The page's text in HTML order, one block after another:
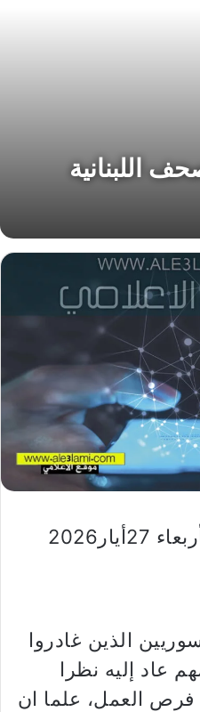
اللبنانية
الذين غادروا
عاد إليه نظرا
فرص العمل، علما ان